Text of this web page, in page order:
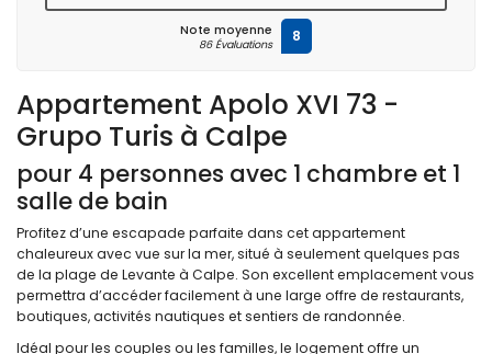
Appartement Apolo XVI 73 -
Grupo Turis à Calpe
pour 4 personnes avec 1 chambre et 1
salle de bain
Profitez d’une escapade parfaite dans cet appartement
chaleureux avec vue sur la mer, situé à seulement quelques pas
de la plage de Levante à Calpe. Son excellent emplacement vous
permettra d’accéder facilement à une large offre de restaurants,
boutiques, activités nautiques et sentiers de randonnée.
Idéal pour les couples ou les familles, le logement offre un
Note moyenne
86 Évaluations 8